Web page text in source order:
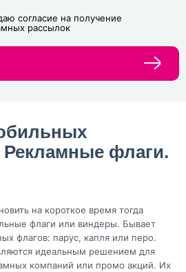
согласие на получение
рассылок
флаги.
на короткое время тогда
флаги или виндеры. Бывает
флагов: парус, капля или перо.
идеальным решением для
компаний или промо акций. Их